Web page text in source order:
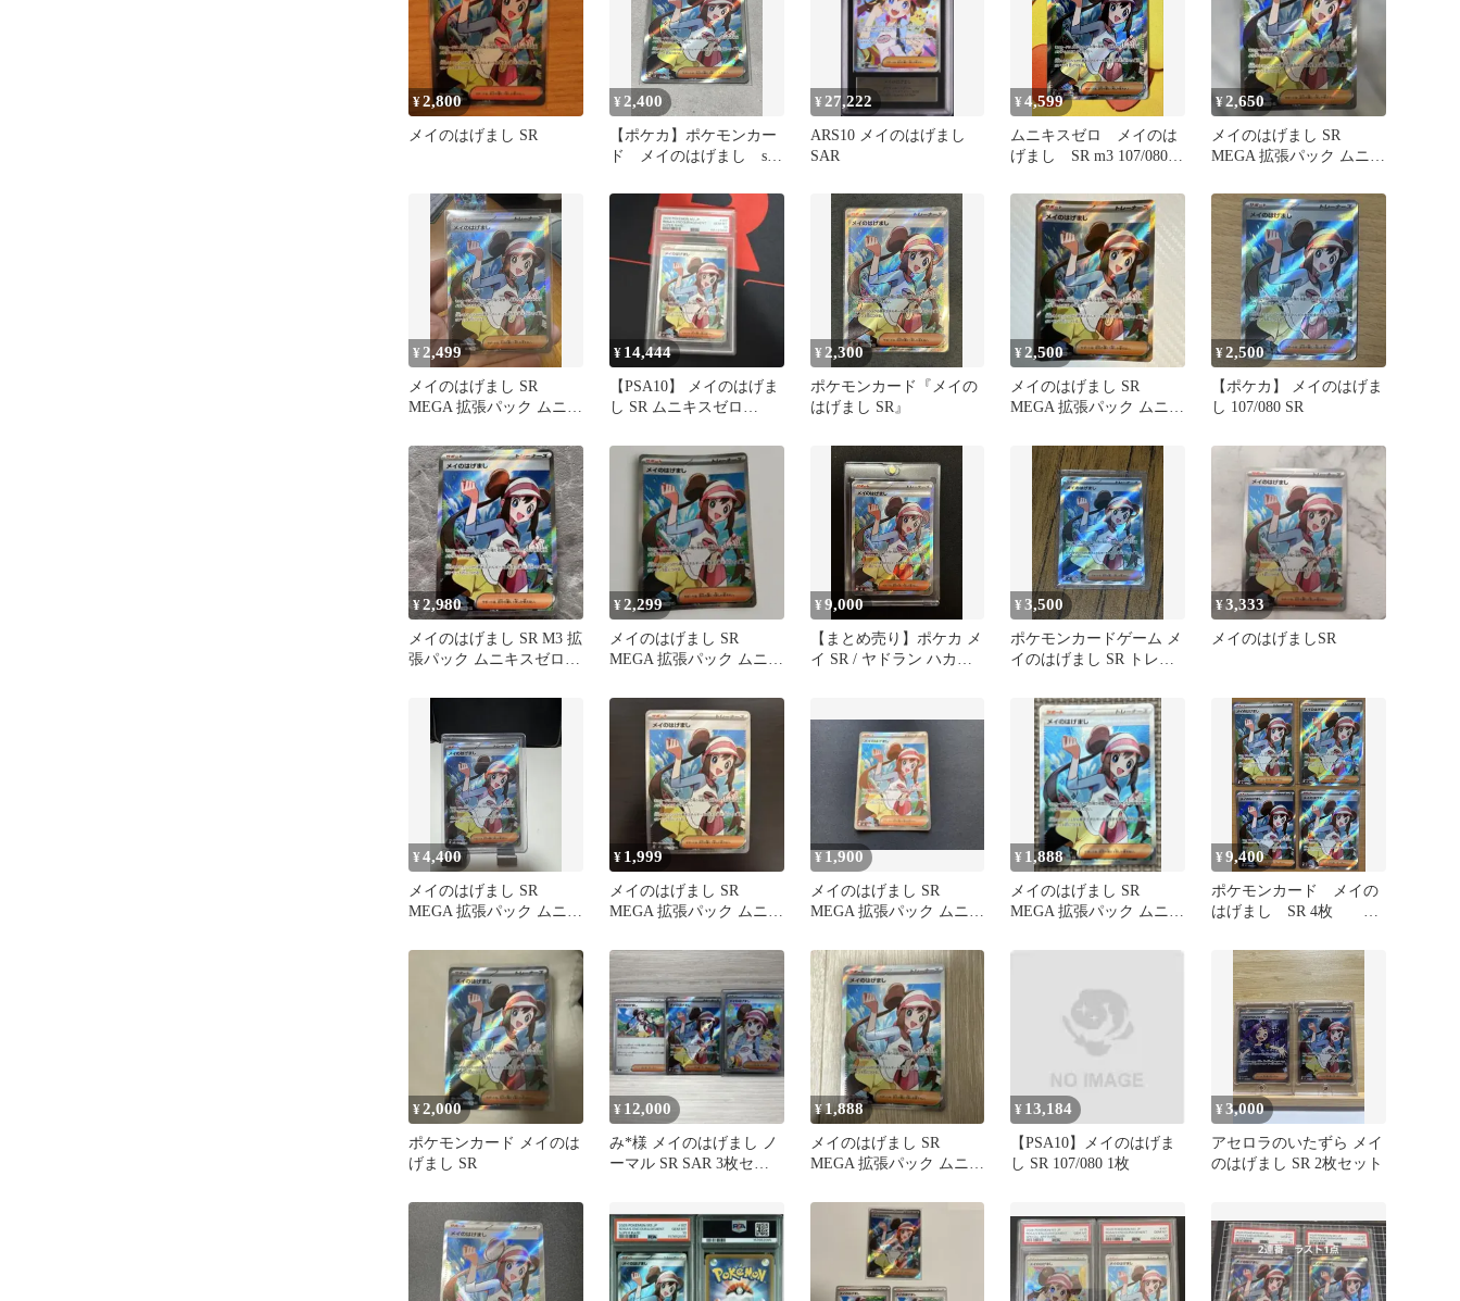
¥2,800
メイのはげまし SR
¥ 2,400
【ポケカ】ポケモンカー
ド メイのはげまし sr
¥ 27,222
ARS10 メイのはげまし
SAR
¥4,599
ムニキスゼロ メイのは
げまし SR m3 107/080
¥2,650
メイのはげまし SR
MEGA 拡張パック ムニキ
¥2,499
メイのはげまし SR
MEGA 拡張パック ムニキ
¥ 14,444
【PSA10】 メイのはげま
し SR ムニキスゼロ
¥2,300
ポケモンカード『メイの
はげまし SR』
¥2,500
メイのはげまし SR
MEGA 拡張パック ムニキ
¥2,500
【ポケカ】 メイのはげま
し 107/080 SR
¥2,980
メイのはげまし SR M3 拡
張パック ムニキスゼロ
¥2,299
メイのはげまし SR
MEGA 拡張パック ムニキ
¥9,000
【まとめ売り】ポケカ メ
イ SR / ヤドラン ハカド
¥3,500
ポケモンカードゲーム メ
イのはげまし SR トレー
¥3,333
メイのはげましSR
¥4,400
メイのはげまし SR
MEGA 拡張パック ムニキ
¥ 1,999
メイのはげまし SR
MEGA 拡張パック ムニキ
¥ 1,900
メイのはげまし SR
MEGA 拡張パック ムニキ
¥ 1,888
メイのはげまし SR
MEGA 拡張パック ムニキ
¥9,400
ポケモンカード メイの
はげまし SR 4枚
¥2,000
ポケモンカード メイのは
げまし SR
¥ 12,000
み*様 メイのはげまし ノ
ーマル SR SAR 3枚セッ
¥1,888
メイのはげまし SR
MEGA 拡張パック ムニキ
¥ 13,184
【PSA10】メイのはげま
し SR 107/080 1枚
¥3,000
アセロラのいたずら メイ
のはげまし SR 2枚セット